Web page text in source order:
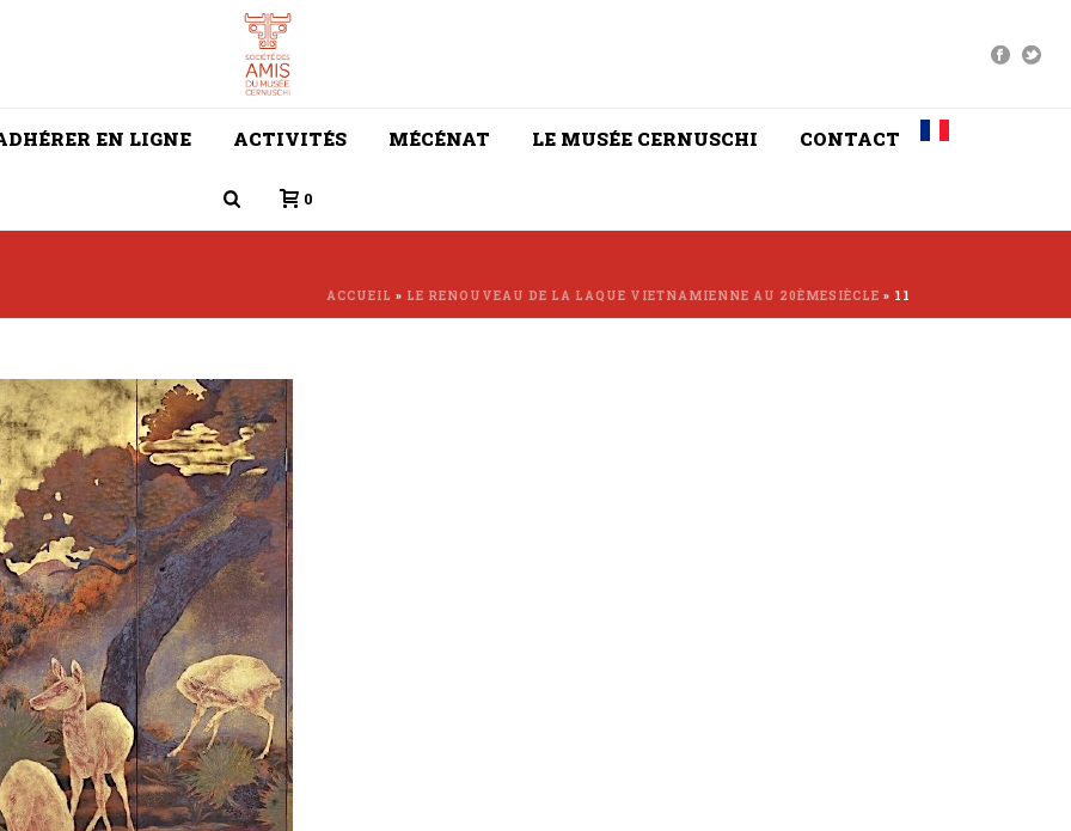
EN LIGNE ACTIVITÉS MÉCÉNAT LE MUSÉE CERNUSCHI CONTACT
0
ACCUEIL » LE RENOUVEAU DE LA LAQUE VIETNAMIENNE AU 20ÈMESIÈCLE » 11